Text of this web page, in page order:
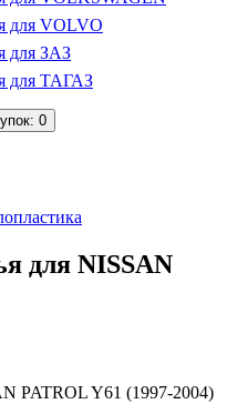
для VOLVO
для ЗАЗ
для ТАГАЗ
: 0
для NISSAN
PATROL Y61 (1997-2004)